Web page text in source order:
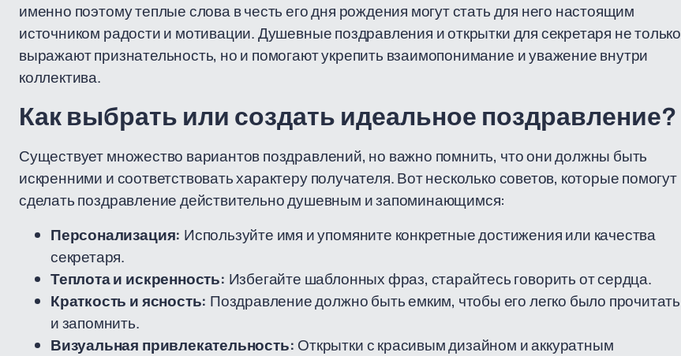
именно поэтому теплые слова в честь его дня рождения могут стать для него настоящим
источником радости и мотивации. Душевные поздравления и открытки для секретаря не только
выражают признательность, но и помогают укрепить взаимопонимание и уважение внутри
коллектива.
Как выбрать или создать идеальное поздравление?
Существует множество вариантов поздравлений, но важно помнить, что они должны быть
искренними и соответствовать характеру получателя. Вот несколько советов, которые помогут
сделать поздравление действительно душевным и запоминающимся:
Персонализация: Используйте имя и упомяните конкретные достижения или качества
секретаря.
Теплота и искренность: Избегайте шаблонных фраз, старайтесь говорить от сердца.
Краткость и ясность: Поздравление должно быть емким, чтобы его легко было прочитать
и запомнить.
Визуальная привлекательность: Открытки с красивым дизайном и аккуратным